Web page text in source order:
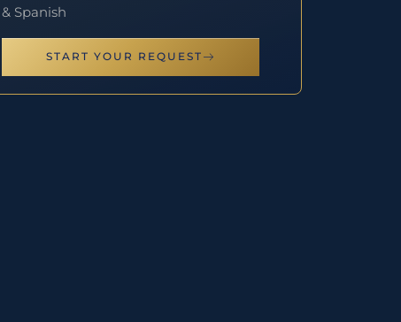
& Spanish
START YOUR REQUEST